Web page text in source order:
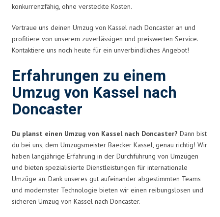
konkurrenzfähig, ohne versteckte Kosten.
Vertraue uns deinen Umzug von Kassel nach Doncaster an und
profitiere von unserem zuverlässigen und preiswerten Service.
Kontaktiere uns noch heute für ein unverbindliches Angebot!
Erfahrungen zu einem
Umzug von Kassel nach
Doncaster
Du planst einen Umzug von Kassel nach Doncaster? Dann bist
du bei uns, dem Umzugsmeister Baecker Kassel, genau richtig! Wir
haben langjährige Erfahrung in der Durchführung von Umzügen
und bieten spezialisierte Dienstleistungen für internationale
Umzüge an. Dank unseres gut aufeinander abgestimmten Teams
und modernster Technologie bieten wir einen reibungslosen und
sicheren Umzug von Kassel nach Doncaster.